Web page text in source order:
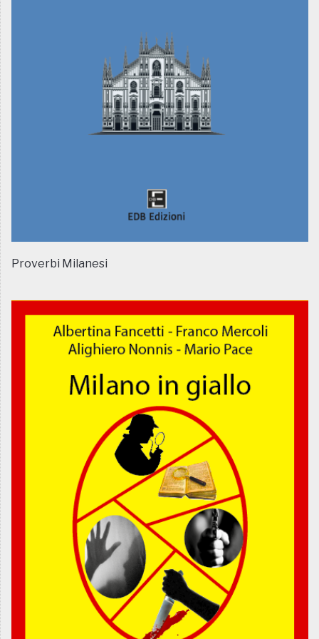
Proverbi Milanesi